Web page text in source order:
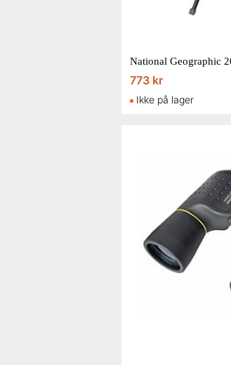
National Geographic
773 kr
Ikke på lager